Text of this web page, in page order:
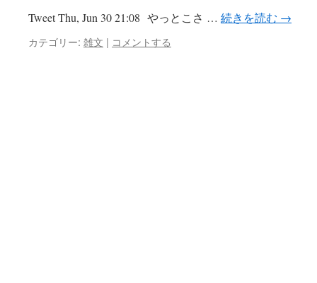
Tweet Thu, Jun 30 21:08 やっとこさ … 続きを読む →
カテゴリー: 雑文 | コメントする